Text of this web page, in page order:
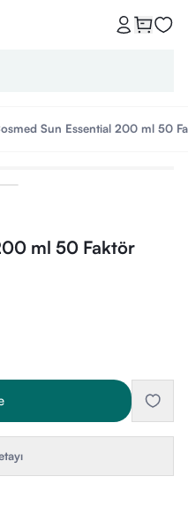
Sun Essential 200 ml 50
ml 50 Faktör